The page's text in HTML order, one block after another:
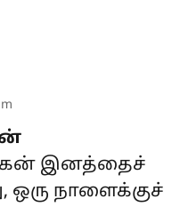
இனத்தைச்
நாளைக்குச்